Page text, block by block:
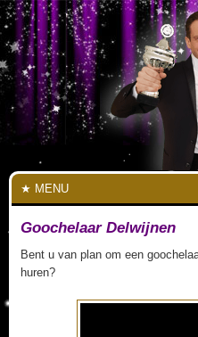
MENU
Goochelaar Delwijnen
Bent u van plan om een
huren?